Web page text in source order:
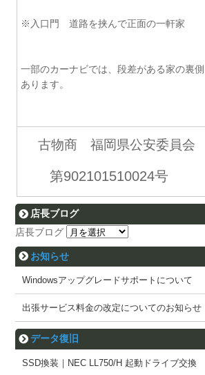
※入口門 道路を挟んで正面の一軒家
一部のカーナビでは、段差がある家の裏
あります。
古物商 福岡県公安委員会
第902101510024号
店長ブログ
店長ブログ
お知らせ
Windowsアップグレードサポートについて
出張サービス料金の改定についてのお知らせ
データ復旧
SSD換装｜NEC LL750/H 起動ドライブ交換